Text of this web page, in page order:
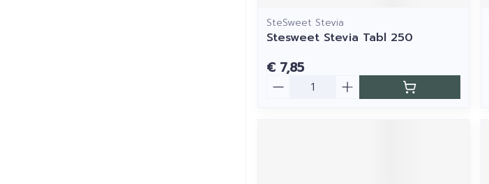
SteSweet Stevia
Stesweet Stevia Tabl 250
€ 7,85